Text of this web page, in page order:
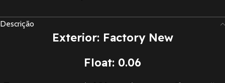
Descrição
Exterior: Factory New
Float: 0.06